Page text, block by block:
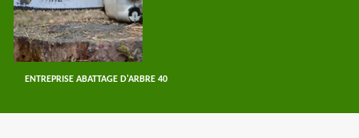
ENTREPRISE ABATTAGE D'ARBRE 40